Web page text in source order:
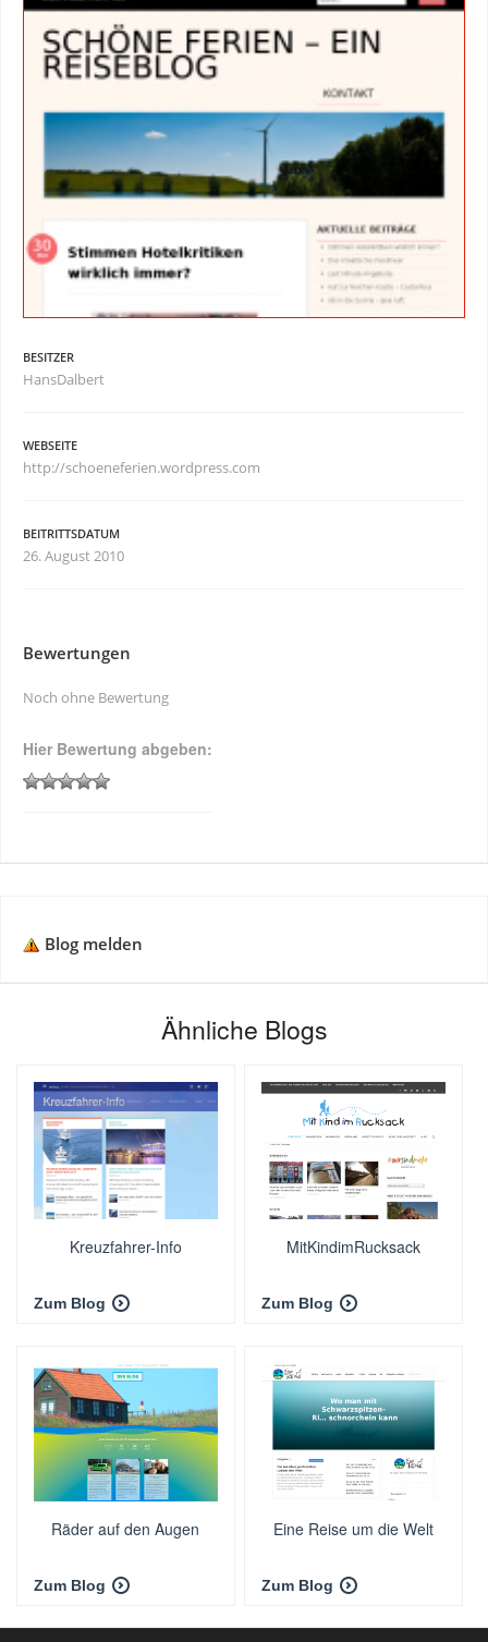
BESITZER
HansDalbert
WEBSEITE
http://schoeneferien.wordpress.com
BEITRITTSDATUM
26. August 2010
Bewertungen
Noch ohne Bewertung
Hier Bewertung abgeben:
Blog melden
Ähnliche Blogs
Kreuzfahrer-Info
Zum Blog
MitKindimRucksack
Zum Blog
Räder auf den Augen
Zum Blog
Eine Reise um die Welt
Zum Blog